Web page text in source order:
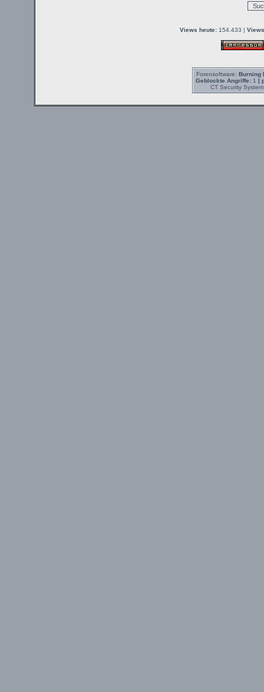
Views heute:154.433 |
Forensoftware: Burning
Geblockte Angriffe:1 |
CT Security